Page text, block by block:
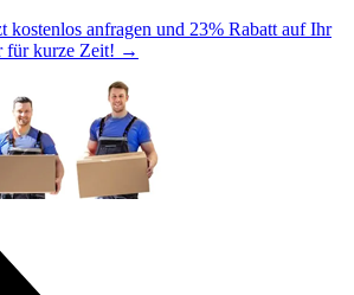
kostenlos anfragen und 23% Rabatt auf Ihr
für kurze Zeit! →